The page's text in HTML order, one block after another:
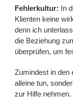
Fehlerkultur: In
Klienten keine
denn ich
die Beziehung
überprüfen, um
Zumindest in den
alleine tun,
zur Hilfe